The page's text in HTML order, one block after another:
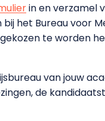
in en verzamel
het Bureau voor
te worden
van jouw
de